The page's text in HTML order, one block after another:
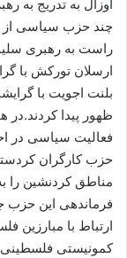
اوزال به تدریج به
چند حزب سیاسی از
راست به رهبری
ارسلان تورکش با
بلنت اجویت با
ظهور پیدا کردند.در
فعالیت سیاسی در
حزب کارگران
مناطق کردنشین را
فرماندهی این حزب
ارتباط با
کمونیستی فلسطینی